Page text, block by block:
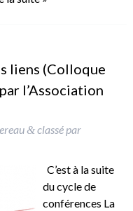
liens (Colloque
l’Association
&classé par
C’est à la suite
du cycle de
conférences La